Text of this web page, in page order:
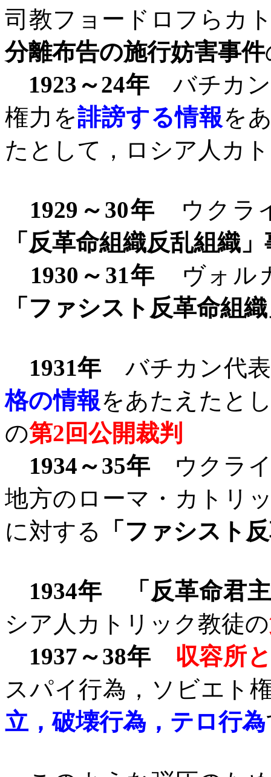
司教フョードロフらカ
分離布告の施行妨害事件
1923 ～24年 バチカン
権力を誹謗する情報を
たとして，ロシア人カ
1929 ～ 30年 ウクラ
「反革命組織反乱組織
1930 ～ 31年 ヴォル
「ファシスト反革命組
1931年 バチカン代
格の情報をあたえたと
の第2 回公開裁判
1934 ～35年 ウクライ
地方のローマ・カトリ
に対する
「ファシスト
1934年
「反革命君
シア人カトリック教徒の
1937 ～38年
収容所
スパイ行為，ソビエト
立，破壊行為，テロ行為